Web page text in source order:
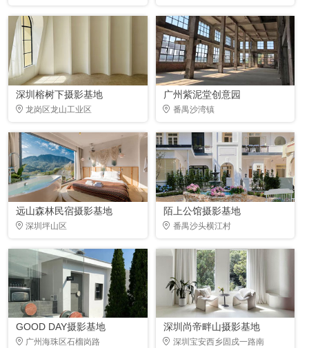
深圳榕树下摄影基地
龙岗区龙山工业区
广州紫泥堂创意园
番禺沙湾镇
远山森林民宿摄影基地
深圳坪山区
陌上公馆摄影基地
番禺沙头横江村
GOOD DAY摄影基地
广州海珠区石榴岗路
深圳尚帝畔山摄影基地
深圳宝安西乡固戍一路南